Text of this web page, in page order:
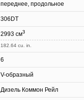
переднее, продольное
306DT
2993 см3
182.64 cu. in.
6
V-образный
Дизель Коммон Рейл